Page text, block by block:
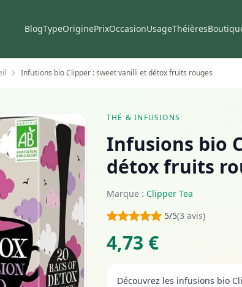
BlogTypeOriginePrixOccasionUsageThéières
Infusions bio Clipper : sweet vanilli et détox fruits rouges
THÉ & INFUSIONS
Infusions bio
détox fruits
Marque : Clipper Tea
5/5(3 avis)
4,73 €
Découvrez les infusions bio